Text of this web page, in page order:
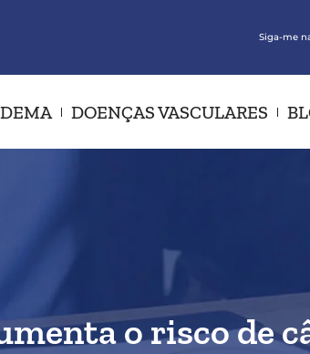
Siga-me
DOENÇAS VASCULARES
o risco de